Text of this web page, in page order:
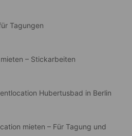
Tagungen
– Stickarbeiten
Hubertusbad in Berlin
mieten – Für Tagung und